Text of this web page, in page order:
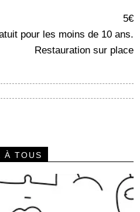
5€
pour les moins de 10 ans.
Restauration sur place
À TOUS